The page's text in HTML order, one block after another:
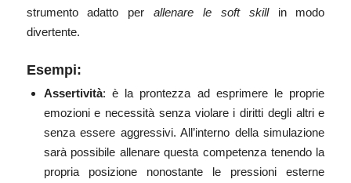
strumento adatto per allenare le soft skillin modo
divertente.
Esempi:
Assertività: è la prontezza ad esprimere le proprie
emozioni e necessità senza violare i diritti degli altri e
senza essere aggressivi. All’interno della simulazione
sarà possibile allenare questa competenza tenendo la
propria posizione nonostante le pressioni esterne